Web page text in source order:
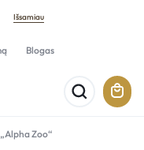
Išsamiau
Blogas
Zoo“